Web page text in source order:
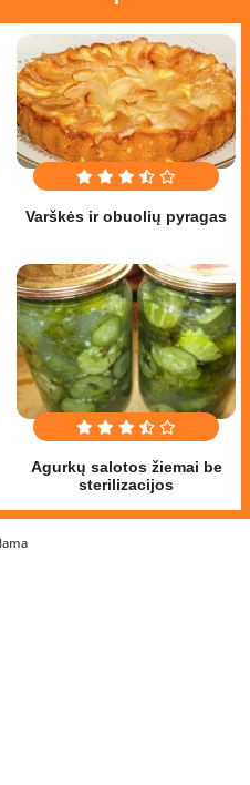
Varškės ir obuolių pyragas
Agurkų salotos žiemai be
sterilizacijos